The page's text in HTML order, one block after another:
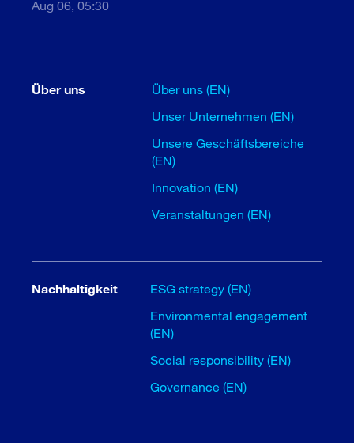
Aug 06, 05:30
Über uns
Über uns (EN)
Unser Unternehmen (EN)
Unsere Geschäftsbereiche
(EN)
Innovation (EN)
Veranstaltungen (EN)
Nachhaltigkeit
ESG strategy (EN)
Environmental engagement
(EN)
Social responsibility (EN)
Governance (EN)